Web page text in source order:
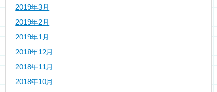
2019年3月
2019年2月
2019年1月
2018年12月
2018年11月
2018年10月